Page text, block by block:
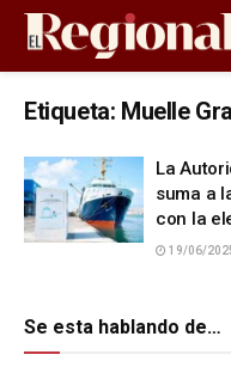
Etiqueta: Muelle
La
suma a
con la
19/06/
Se esta hablando de…